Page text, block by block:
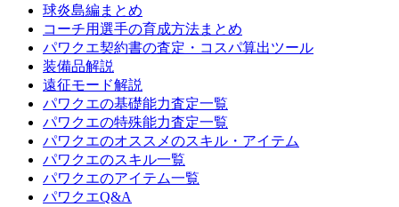
球炎島編まとめ
コーチ用選手の育成方法まとめ
パワクエ契約書の査定・コスパ算出ツール
装備品解説
遠征モード解説
パワクエの基礎能力査定一覧
パワクエの特殊能力査定一覧
パワクエのオススメのスキル・アイテム
パワクエのスキル一覧
パワクエのアイテム一覧
パワクエQ&A